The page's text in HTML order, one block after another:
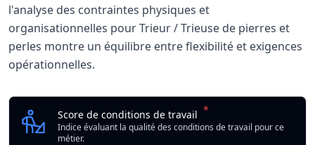
l'analyse des contraintes physiques et
organisationnelles pour Trieur / Trieuse de pierres et
perles montre un équilibre entre flexibilité et exigences
opérationnelles.
Analyse des conditions de travail : Trieur /
Indicateur
Qualité globale de l'environnement Trieur / Trieuse de
Score de conditions de travail *
Indice évaluant la qualité des conditions de travail pour ce
métier.